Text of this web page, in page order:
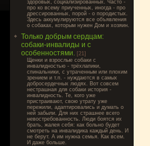
здоровых, социализированных. Часто -
про ко всему приученных, иногда - про
дрессированных, порой - о породистых.
Здесь аккумулируются все объявления
о собаках, которым нужен Дом и хозяин.
Только добрым сердцам:
собаки-инвалиды и с
особенностями. [21]
Щенки и взрослые собаки с
инвалидностью - трёхлапики,
спинальники, с утраченным или плохим
зрением и т.п. - нуждаются в самых
добросердечных людях. Вот совсем
нестрашная для собаки история -
инвалидность. Те, кого уже
пристраивают, свою утрату уже
пережили, адаптировались и думать о
ней забыли. Для них страшнее всего
невостребованность. Люди боятся их
брать, жалея себя: как больно будет
смотреть на инвалидика каждый день. И
не берут. А им нужна семья. Как всем.
И даже больше.